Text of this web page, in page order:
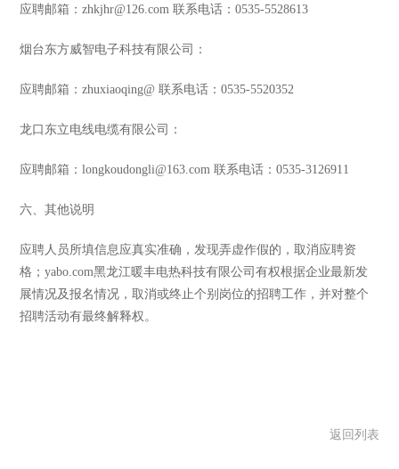
应聘邮箱：zhkjhr@126.com 联系电话：0535-5528613
烟台东方威智电子科技有限公司：
应聘邮箱：zhuxiaoqing@ 联系电话：0535-5520352
龙口东立电线电缆有限公司：
应聘邮箱：longkoudongli@163.com 联系电话：0535-3126911
六、其他说明
应聘人员所填信息应真实准确，发现弄虚作假的，取消应聘资
格；yabo.com黑龙江暖丰电热科技有限公司有权根据企业最新发
展情况及报名情况，取消或终止个别岗位的招聘工作，并对整个
招聘活动有最终解释权。
返回列表